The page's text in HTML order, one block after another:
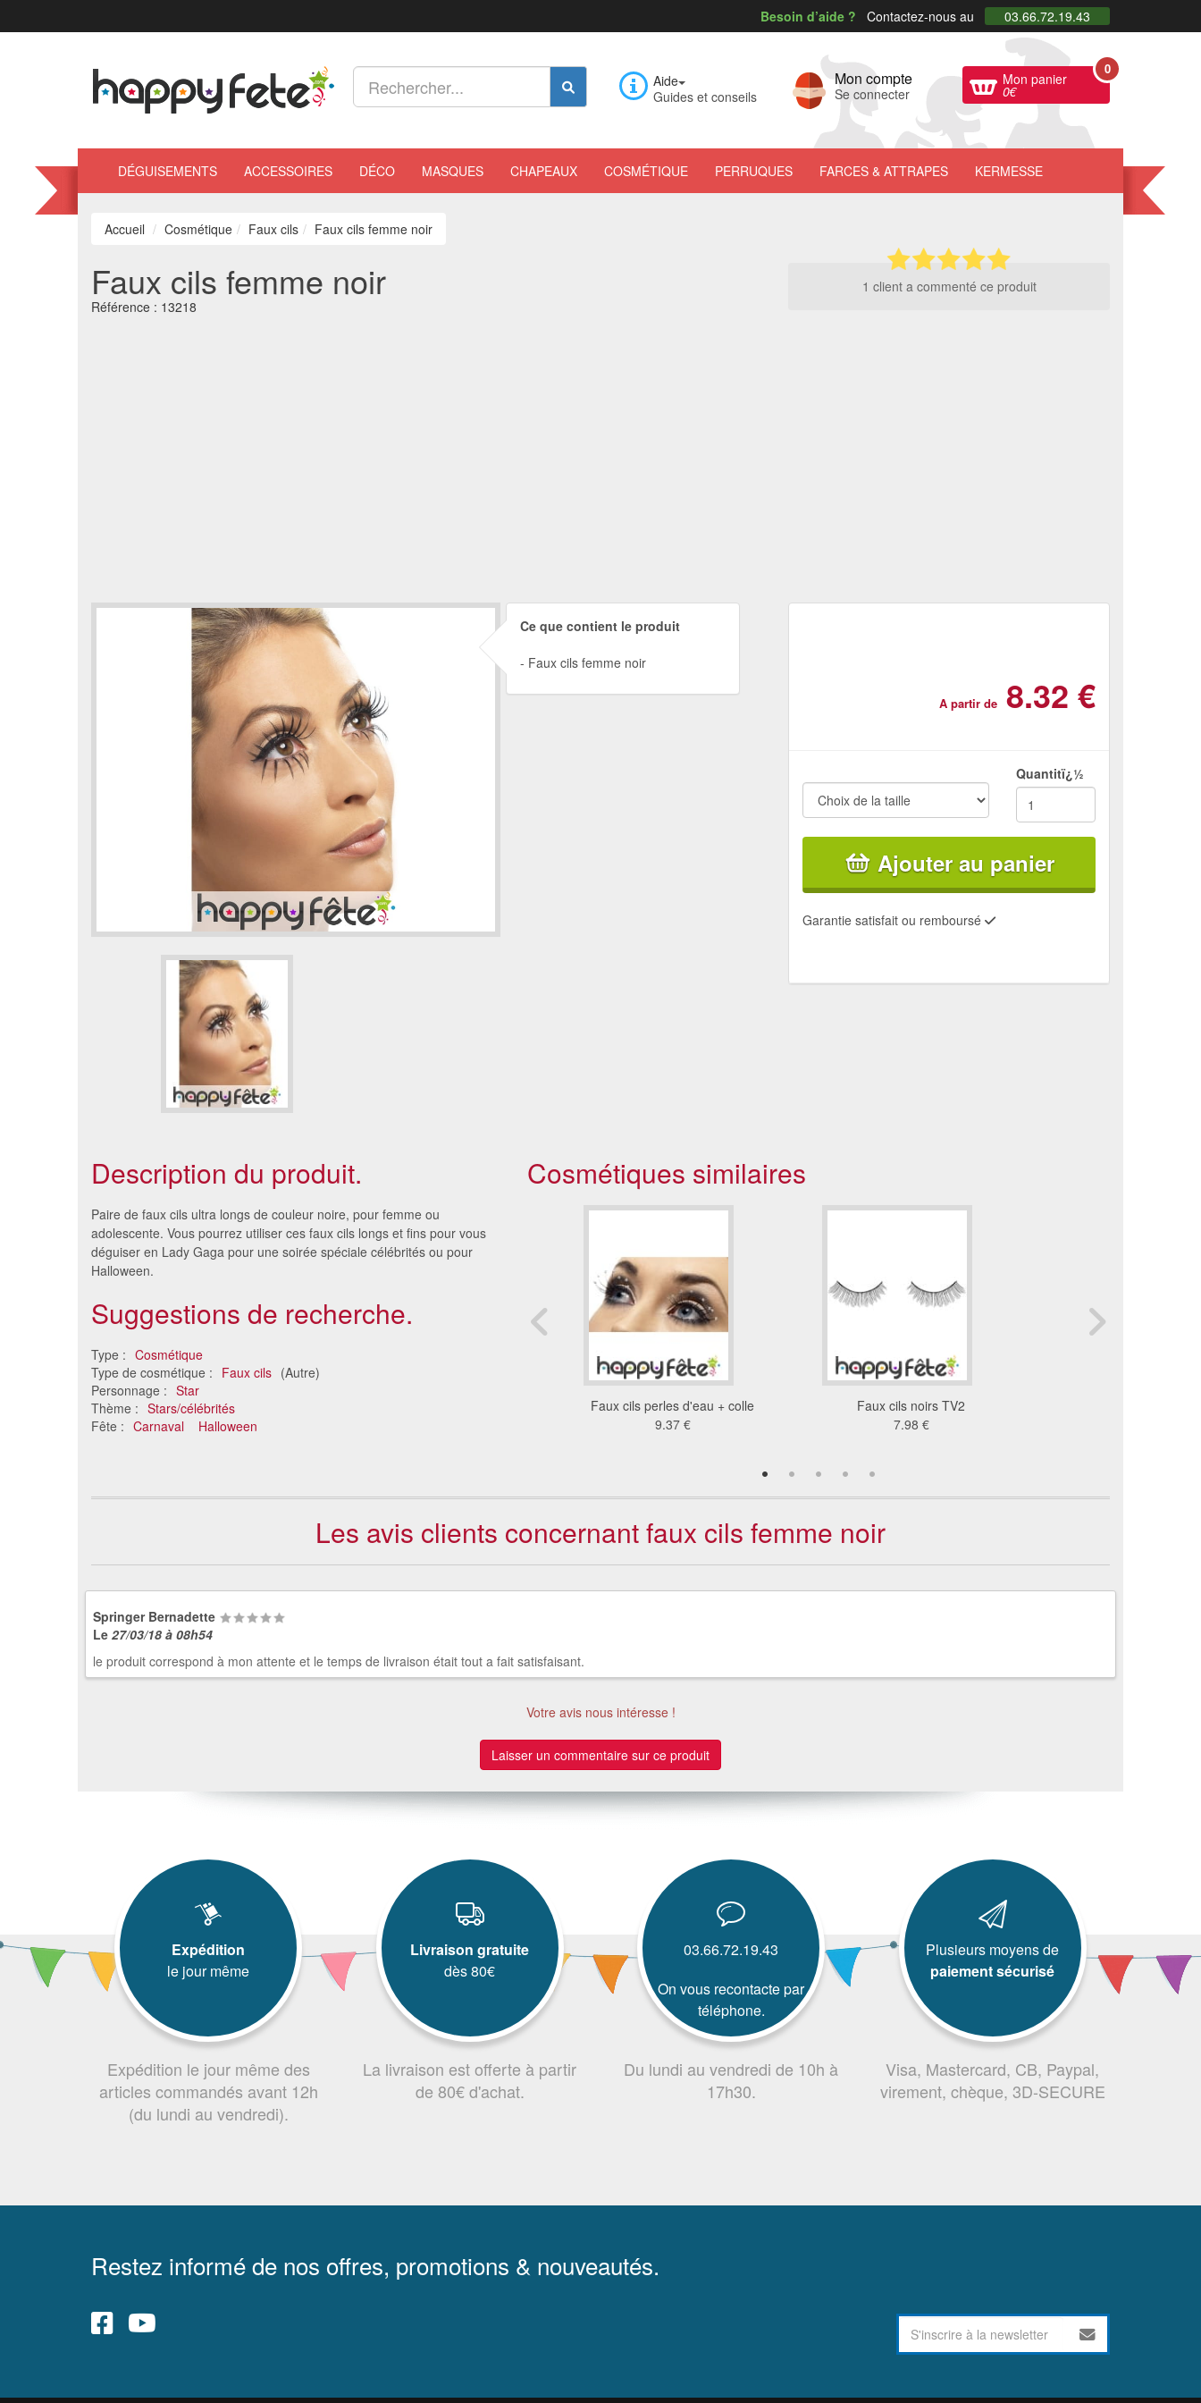
Besoin d’aide ? Contactez-nous au 03.66.72.19.43
Aide
Guides et conseils
Mon compte
Se connecter
Mon panier
0€
0
DÉGUISEMENTS ACCESSOIRES DÉCO MASQUES CHAPEAUX COSMÉTIQUE PERRUQUES FARCES & ATTRAPES KERMESSE
Accueil Cosmétique Faux cils Faux cils femme noir
Faux cils femme noir
Référence : 13218
1 client a commenté ce produit
Ce que contient le produit
Faux cils femme noir
A partir de 8.32 €
Quantitï¿½
Ajouter au panier
Garantie satisfait ou remboursé
Description du produit.
Paire de faux cils ultra longs de couleur noire, pour femme ou
adolescente. Vous pourrez utiliser ces faux cils longs et fins pour vous
déguiser en Lady Gaga pour une soirée spéciale célébrités ou pour
Halloween.
Suggestions de recherche.
Type : Cosmétique
Type de cosmétique : Faux cils (Autre)
Personnage : Star
Thème : Stars/célébrités
Fête : Carnaval Halloween
Cosmétiques similaires
Faux cils noirs B3
11 €
Faux cils perles d'eau + colle
9.37 €
Faux cils noirs TV2
7.98 €
Les avis clients concernant faux cils femme noir
Springer Bernadette
Le 27/03/18 à 08h54
le produit correspond à mon attente et le temps de livraison était tout a fait satisfaisant.
Votre avis nous intéresse !
Laisser un commentaire sur ce produit
Expédition
le jour même
Expédition le jour même des
articles commandés avant 12h
(du lundi au vendredi).
Livraison gratuite
dès 80€
La livraison est offerte à partir
de 80€ d'achat.
03.66.72.19.43
On vous recontacte par
téléphone.
Du lundi au vendredi de 10h à
17h30.
Plusieurs moyens de
paiement sécurisé
Visa, Mastercard, CB, Paypal,
virement, chèque, 3D-SECURE
Restez informé de nos offres, promotions & nouveautés.